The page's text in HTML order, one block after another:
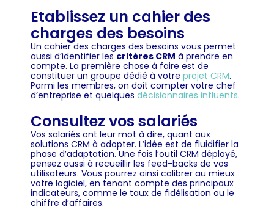
Etablissez un cahier des
charges des besoins
Un cahier des charges des besoins vous permet
aussi d’identifier les critères CRM à prendre en
compte. La première chose à faire est de
constituer un groupe dédié à votre projet CRM.
Parmi les membres, on doit compter votre chef
d’entreprise et quelques décisionnaires influents.
Consultez vos salariés
Vos salariés ont leur mot à dire, quant aux
solutions CRM à adopter. L’idée est de fluidifier la
phase d’adaptation. Une fois l’outil CRM déployé,
pensez aussi à recueillir les feed-backs de vos
utilisateurs. Vous pourrez ainsi calibrer au mieux
votre logiciel, en tenant compte des principaux
indicateurs, comme le taux de fidélisation ou le
chiffre d’affaires.